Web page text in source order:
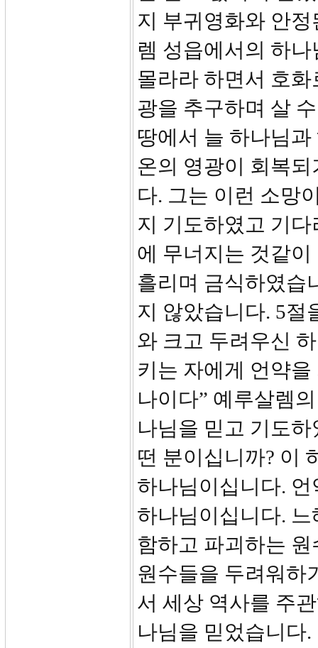
지 부귀영화와 안
렘 성읍에서의 하
몰라라 하면서 호
광을 추구하며 살
땅에서 늘 하나님
온의 영광이 회복
다. 그는 이런 소망
지 기도하였고 기
에 무너지는 것같
흘리며 금식하였습
지 않았습니다. 5절
와 크고 두려우신
키는 자에게 언약
나이다” 예루살렘
나님을 믿고 기도
떤 분이십니까? 이
하나님이십니다.
하나님이십니다.
함하고 파괴하는
원수들을 두려워하
서 세상 역사를 주
나님을 믿었습니다